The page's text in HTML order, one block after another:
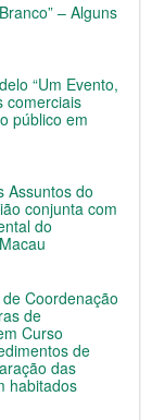
– Alguns
“Um Evento,
comerciais
público em
Assuntos do
conjunta com
do
Coordenação
de
Curso
de
das
habitados